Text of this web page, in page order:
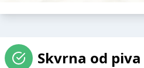
Skvrna od piva